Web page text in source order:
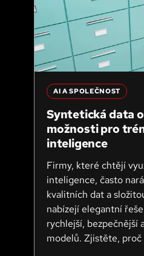
AI A SPOLEČNOST
Syntetická data
možnosti pro
inteligence
Firmy, které chtějí
inteligence, často
kvalitních dat a
nabízejí elegantní
rychlejší, bezpečnější
modelů. Zjistěte,